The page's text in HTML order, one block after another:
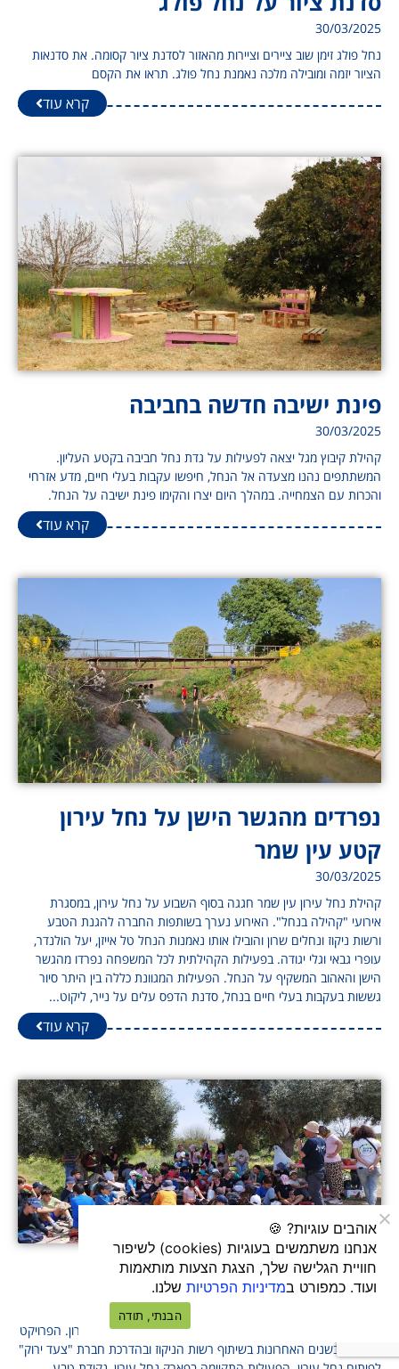
30/03/2025
נחל פולג זימן שוב ציירים וציירות מהאזור לסדנת ציור קסומה. את סדנאות
הציור יזמה ומובילה מלכה נאמנת נחל פולג. תראו את הקסם
קרא עוד
פינת ישיבה חדשה בחביבה
30/03/2025
קהילת קיבוץ מגל יצאה לפעילות על גדת נחל חביבה בקטע העליון.
המשתתפים נהנו מצעדה אל הנחל, חיפשו עקבות בעלי חיים, מדע אזרחי
והכרות עם הצמחייה. במהלך היום יצרו והקימו פינת ישיבה על הנחל.
קרא עוד
נפרדים מהגשר הישן על נחל עירון
קטע עין שמר
30/03/2025
קהילת נחל עירון עין שמר חגגה בסוף השבוע על נחל עירון, במסגרת
אירועי "קהילה בנחל". האירוע נערך בשותפות החברה להגנת הטבע
ורשות ניקוז ונחלים שרון והובילו אותו נאמנות הנחל טל אייזן, יעל הולנדר,
עופרי גבאי וגלי יגודה. בפעילות הקהילתית לכל המשפחה נפרדו מהגשר
הישן והאהוב המשקיף על הנחל. הפעילות המגוונת כללה בין היתר סיור
גששות בעקבות בעלי חיים בנחל, סדנת הדפס עלים על נייר, ליקוט...
קרא עוד
יום שיא על נחל עירון
שומרי נחל מהמועצה האזורית מנשה יצאו ליום שיא על נחל עירון. הפרויקט
מתפתח בשנים האחרונות בשיתוף רשות הניקוז ובהדרכת חברת "צעד ירוק"
אוהבים עוגיות? 🍪
אנחנו משתמשים בעוגיות (cookies) לשיפור
חוויית הגלישה שלך, הצגת הצעות מותאמות
ועוד. כמפורט במדיניות הפרטיות שלנו.
הבנתי, תודה